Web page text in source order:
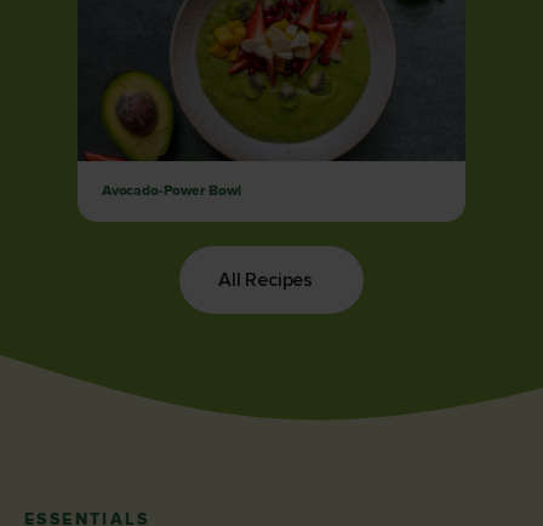
Avocado-Power Bowl
All Recipes
ESSENTIALS